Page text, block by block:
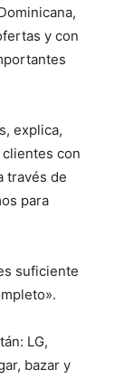
y con
explica,
con
través de
para
suficiente
LG,
bazar y